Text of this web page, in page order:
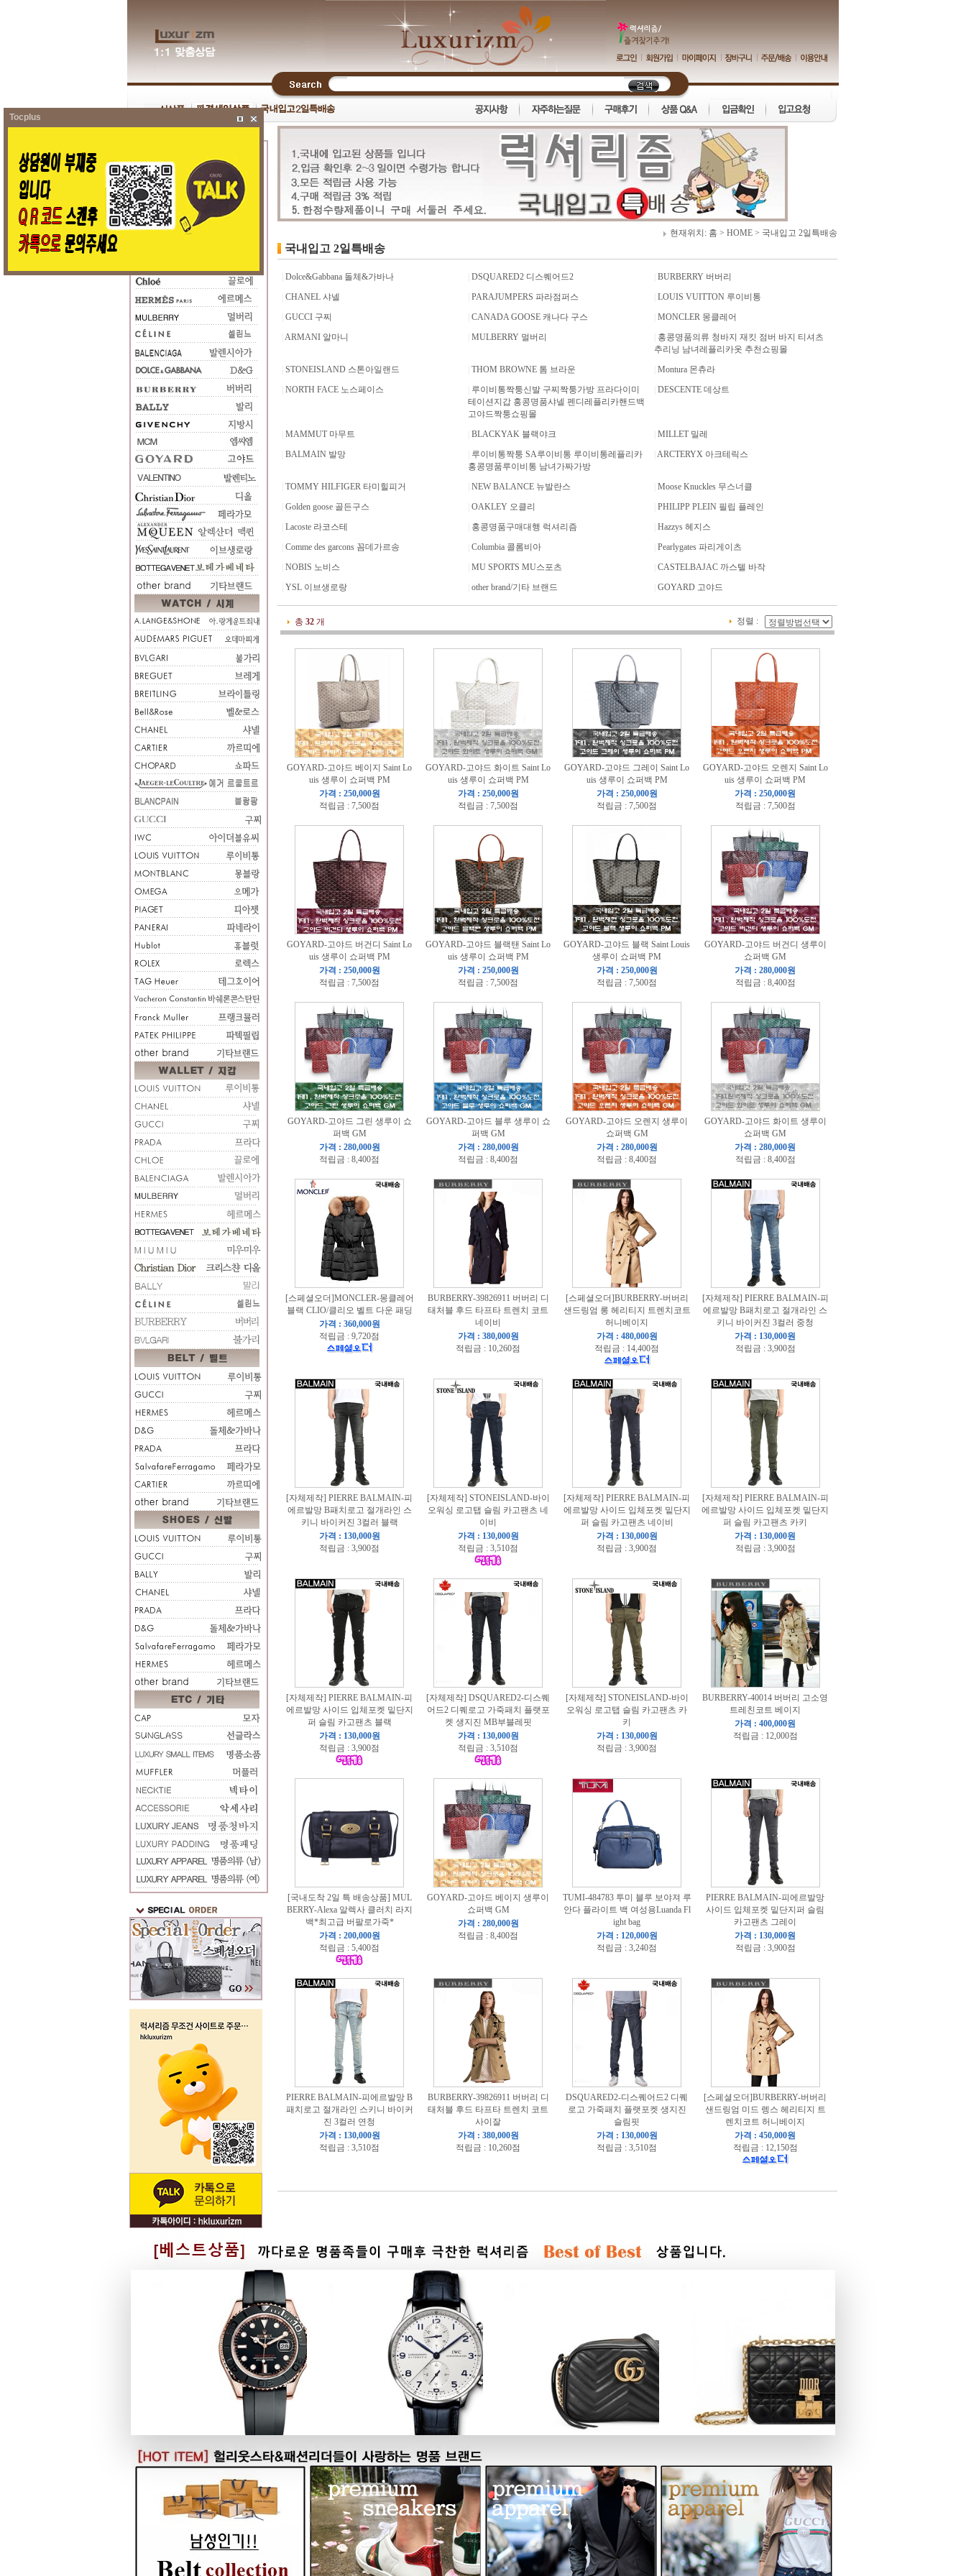
현재위치: 홈 > HOME> 국내입고 2일특배송
국내입고 2일특배송
Dolce&Gabbana 돌체&가바나 DSQUARED2 디스퀘어드2
BURBERRY 버버리
CHANEL 샤넬 PARAJUMPERS 파라점퍼스
LOUIS VUITTON 루이비통
GUCCI 구찌 CANADA GOOSE 캐나다 구스
MONCLER 몽클레어
ARMANI 알마니 MULBERRY 멀버리
홍콩명품의류 청바지 재킷 점버 바지 티셔츠
추리닝 남녀레플리카옷 추천쇼핑몰
STONEISLAND 스톤아일랜드 THOM BROWNE 톰 브라운
Montura 몬츄라
NORTH FACE 노스페이스
루이비통짝퉁신발 구찌짝퉁가방 프라다이미
테이션지갑 홍콩명품샤넬 펜디레플리카핸드백
고야드짝퉁쇼핑몰
DESCENTE 데상트
MAMMUT 마무트 BLACKYAK 블랙야크
MILLET 밀레
BALMAIN 발망
루이비통짝퉁 SA루이비통 루이비통레플리카
홍콩명품루이비통 남녀가짜가방
ARCTERYX 아크테릭스
TOMMY HILFIGER 타미힐피거 NEW BALANCE 뉴발란스
Moose Knuckles 무스너클
Golden goose 골든구스 OAKLEY 오클리
PHILIPP PLEIN 필립 플레인
Lacoste 라코스테 홍콩명품구매대행 럭셔리즘
Hazzys 헤지스
Comme des garcons 꼼데가르송 Columbia 콜롬비아
Pearlygates 파리게이츠
NOBIS 노비스 MU SPORTS MU스포츠
CASTELBAJAC 까스텔 바작
YSL 이브생로랑 other brand/기타 브랜드 GOYARD 고야드
총 32개 정렬 :
GOYARD-고야드 베이지 Saint Lo
uis 생루이 쇼퍼백 PM
가격 : 250,000원
적립금 : 7,500점
GOYARD-고야드 화이트 Saint Lo
uis 생루이 쇼퍼백 PM
가격 : 250,000원
적립금 : 7,500점
GOYARD-고야드 그레이 Saint Lo
uis 생루이 쇼퍼백 PM
가격 : 250,000원
적립금 : 7,500점
GOYARD-고야드 오렌지 Saint Lo
uis 생루이 쇼퍼백 PM
가격 : 250,000원
적립금 : 7,500점
GOYARD-고야드 버건디 Saint Lo
uis 생루이 쇼퍼백 PM
가격 : 250,000원
적립금 : 7,500점
GOYARD-고야드 블랙탠 Saint Lo
uis 생루이 쇼퍼백 PM
가격 : 250,000원
적립금 : 7,500점
GOYARD-고야드 블랙 Saint Louis
생루이 쇼퍼백 PM
가격 : 250,000원
적립금 : 7,500점
GOYARD-고야드 버건디 생루이
쇼퍼백 GM
가격 : 280,000원
적립금 : 8,400점
GOYARD-고야드 그린 생루이 쇼
퍼백 GM
가격 : 280,000원
적립금 : 8,400점
GOYARD-고야드 블루 생루이 쇼
퍼백 GM
가격 : 280,000원
적립금 : 8,400점
GOYARD-고야드 오렌지 생루이
쇼퍼백 GM
가격 : 280,000원
적립금 : 8,400점
GOYARD-고야드 화이트 생루이
쇼퍼백 GM
가격 : 280,000원
적립금 : 8,400점
[스페셜오더]MONCLER-몽클레어
블랙 CLIO/클리오 벨트 다운 패딩
가격 : 360,000원
적립금 : 9,720점
BURBERRY-39826911 버버리 디
태처블 후드 타프타 트렌치 코트
네이비
가격 : 380,000원
적립금 : 10,260점
[스페셜오더]BURBERRY-버버리
샌드링엄 롱 헤리티지 트렌치코트
허니베이지
가격 : 480,000원
적립금 : 14,400점
[자체제작] PIERRE BALMAIN-피
에르발망 B패치로고 절개라인 스
키니 바이커진 3컬러 중청
가격 : 130,000원
적립금 : 3,900점
[자체제작] PIERRE BALMAIN-피
에르발망 B패치로고 절개라인 스
키니 바이커진 3컬러 블랙
가격 : 130,000원
적립금 : 3,900점
[자체제작] STONEISLAND-바이
오워싱 로고탭 슬림 카고팬츠 네
이비
가격 : 130,000원
적립금 : 3,510점
[자체제작] PIERRE BALMAIN-피
에르발망 사이드 입체포켓 밑단지
퍼 슬림 카고팬츠 네이비
가격 : 130,000원
적립금 : 3,900점
[자체제작] PIERRE BALMAIN-피
에르발망 사이드 입체포켓 밑단지
퍼 슬림 카고팬츠 카키
가격 : 130,000원
적립금 : 3,900점
[자체제작] PIERRE BALMAIN-피
에르발망 사이드 입체포켓 밑단지
퍼 슬림 카고팬츠 블랙
가격 : 130,000원
적립금 : 3,900점
[자체제작] DSQUARED2-디스퀘
어드2 디퀘로고 가죽패치 플랫포
켓 생지진 MB부블레핏
가격 : 130,000원
적립금 : 3,510점
[자체제작] STONEISLAND-바이
오워싱 로고탭 슬림 카고팬츠 카
키
가격 : 130,000원
적립금 : 3,900점
BURBERRY-40014 버버리 고소영
트레친코트 베이지
가격 : 400,000원
적립금 : 12,000점
[국내도착 2일 특 배송상품] MUL
BERRY-Alexa 알렉사 클러치 라지
백*최고급 버팔로가죽*
가격 : 200,000원
적립금 : 5,400점
GOYARD-고야드 베이지 생루이
쇼퍼백 GM
가격 : 280,000원
적립금 : 8,400점
TUMI-484783 투미 블루 보야져 루
안다 플라이트 백 여성용Luanda Fl
ight bag
가격 : 120,000원
적립금 : 3,240점
PIERRE BALMAIN-피에르발망
사이드 입체포켓 밑단지퍼 슬림
카고팬츠 그레이
가격 : 130,000원
적립금 : 3,900점
PIERRE BALMAIN-피에르발망 B
패치로고 절개라인 스키니 바이커
진 3컬러 연청
가격 : 130,000원
적립금 : 3,510점
BURBERRY-39826911 버버리 디
태처블 후드 타프타 트렌치 코트
사이잘
가격 : 380,000원
적립금 : 10,260점
DSQUARED2-디스퀘어드2 디퀘
로고 가죽패치 플랫포켓 생지진
슬림핏
가격 : 130,000원
적립금 : 3,510점
[스페셜오더]BURBERRY-버버리
샌드링엄 미드 렝스 헤리티지 트
렌치코트 허니베이지
가격 : 450,000원
적립금 : 12,150점
Tocplus